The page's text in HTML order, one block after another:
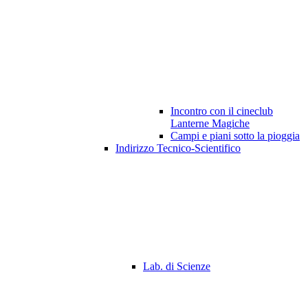
Incontro con il cineclub
Lanterne Magiche
Campi e piani sotto la pioggia
Indirizzo Tecnico-Scientifico
Lab. di Scienze